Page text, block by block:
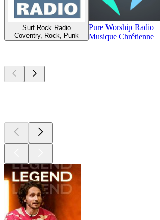
Surf Rock Radio
Coventry, Rock, Punk
Pure Worship Radio
Musique Chrétienne